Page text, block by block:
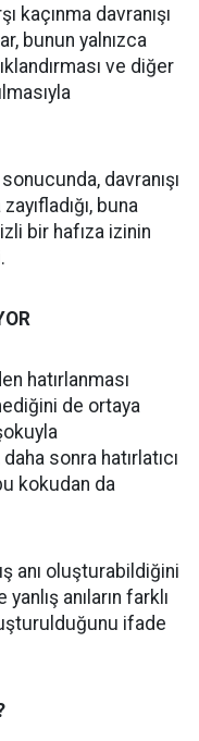
kaçınma davranışı
bunun yalnızca
ve diğer
davranışı
buna
bir hafıza izinin
hatırlanması
de ortaya
sonra hatırlatıcı
kokudan da
anı oluşturabildiğini
anıların farklı
ifade